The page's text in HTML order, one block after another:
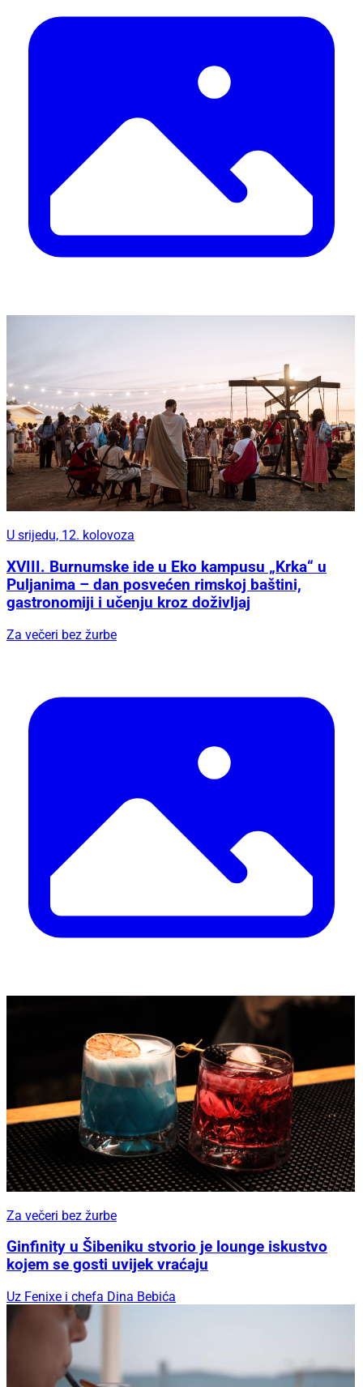
U srijedu, 12. kolovoza
XVIII. Burnumske ide u Eko kampusu „Krka“ u
Puljanima – dan posvećen rimskoj baštini,
gastronomiji i učenju kroz doživljaj
Za večeri bez žurbe
Za večeri bez žurbe
Ginfinity u Šibeniku stvorio je lounge iskustvo
kojem se gosti uvijek vraćaju
Uz Fenixe i chefa Dina Bebića